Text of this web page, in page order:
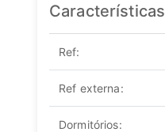
Características
Ref:
Ref externa:
Dormitórios: